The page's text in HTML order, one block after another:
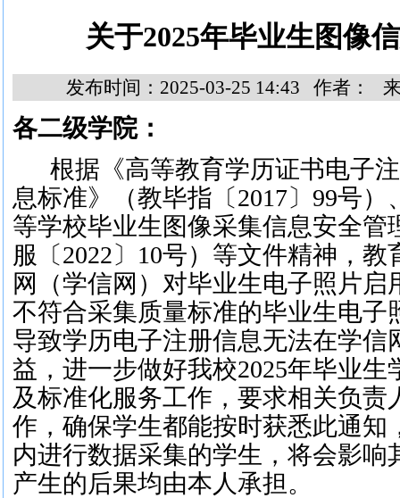
关于2025年毕业生图像
发布时间：2025-03-25 14:43 作者：
各二级学院：
根据《高等教育学历证书电子
息标准》（教毕指〔2017〕99号
等学校毕业生图像采集信息安全管
服〔2022〕10号）等文件精神，
网（学信网）对毕业生电子照片启
不符合采集质量标准的毕业生电子
导致学历电子注册信息无法在学信
益，进一步做好我校2025年毕业
及标准化服务工作，要求相关负责
作，确保学生都能按时获悉此通知
内进行数据采集的学生，将会影响
产生的后果均由本人承担。